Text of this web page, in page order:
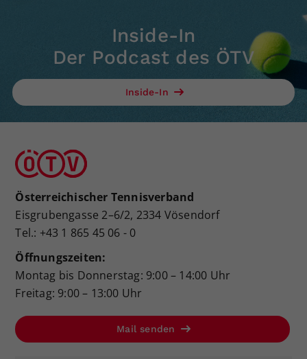
Inside-In
Der Podcast des ÖTV
Inside-In
Österreichischer Tennisverband
Eisgrubengasse 2–6/2, 2334 Vösendorf
Tel.: +43 1 865 45 06 - 0
Öffnungszeiten:
Montag bis Donnerstag: 9:00 – 14:00 Uhr
Freitag: 9:00 – 13:00 Uhr
Mail senden